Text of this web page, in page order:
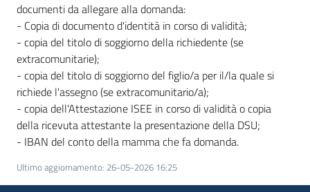
documenti da allegare alla domanda:
- Copia di documento d'identità in corso di validità;
- copia del titolo di soggiorno della richiedente (se
extracomunitarie);
- copia del titolo di soggiorno del figlio/a per il/la quale si
richiede l'assegno (se extracomunitario/a);
- copia dell'Attestazione ISEE in corso di validità o copia
della ricevuta attestante la presentazione della DSU;
- IBAN del conto della mamma che fa domanda.
Ultimo aggiornamento: 26-05-2026 16:25